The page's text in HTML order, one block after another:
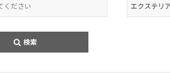
検索